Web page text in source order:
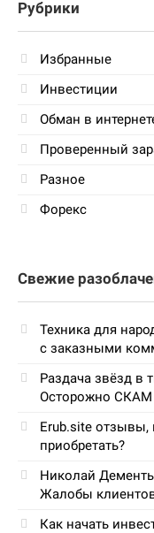
Рубрики
Избранные
Инвестиции
Обман в
Проверенный
Разное
Форекс
Свежие
Техника для
с заказными
Раздача звёзд в
Осторожно СКАМ
Erub.site отзывы,
приобретать?
Николай
Жалобы клиентов
Как начать